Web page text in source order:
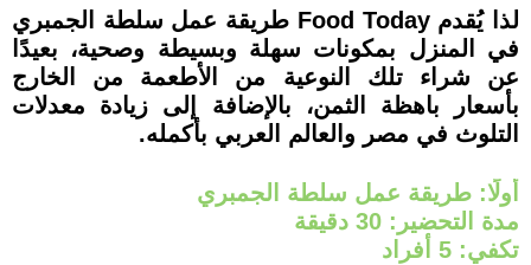
لذا يُقدم Food Today طريقة عمل سلطة الجمبري
في المنزل بمكونات سهلة وبسيطة وصحية، بعيدًا
عن شراء تلك النوعية من الأطعمة من الخارج
بأسعار باهظة الثمن، بالإضافة إلى زيادة معدلات
التلوث في مصر والعالم العربي بأكمله.
أولًا: طريقة عمل سلطة الجمبري
مدة التحضير: 30 دقيقة
تكفي: 5 أفراد